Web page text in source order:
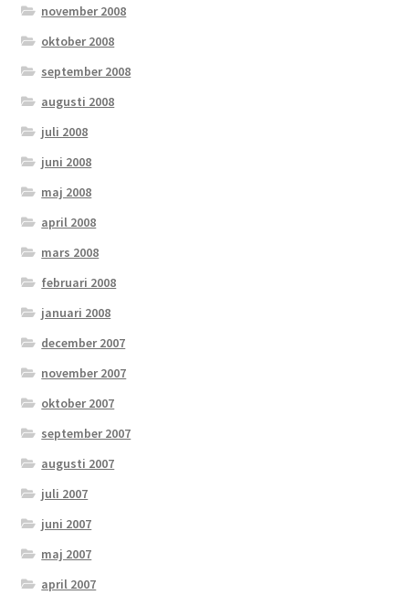
november 2008
oktober 2008
september 2008
augusti 2008
juli 2008
juni 2008
maj 2008
april 2008
mars 2008
februari 2008
januari 2008
december 2007
november 2007
oktober 2007
september 2007
augusti 2007
juli 2007
juni 2007
maj 2007
april 2007